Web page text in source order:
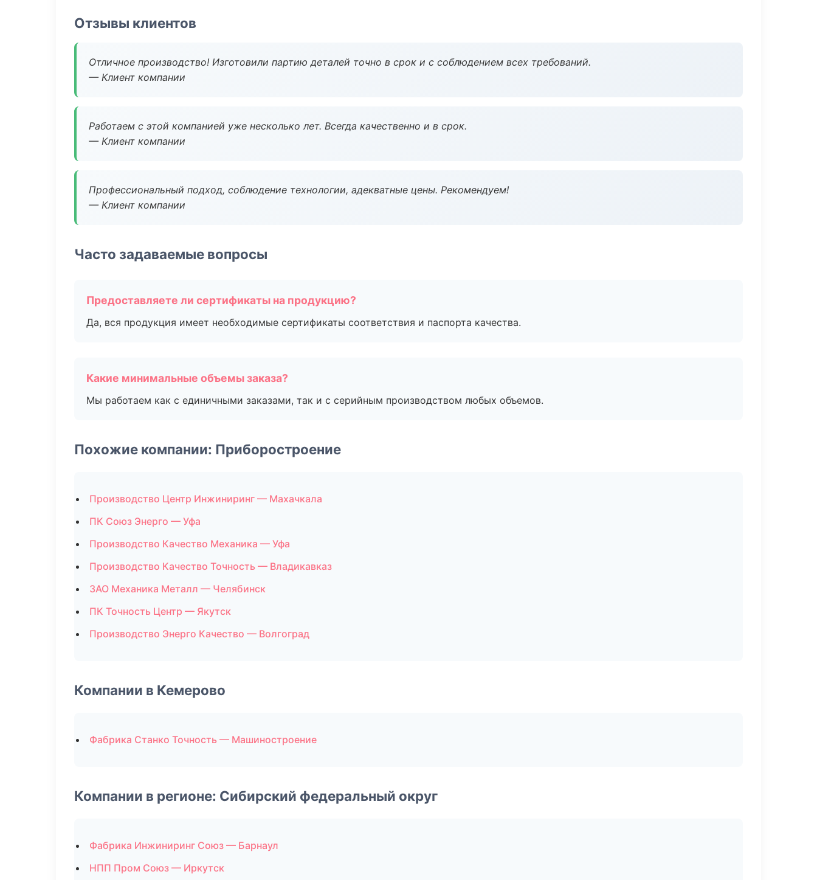
Отзывы клиентов
Отличное производство! Изготовили партию деталей точно в срок и с соблюдением всех требований.
— Клиент компании
Работаем с этой компанией уже несколько лет. Всегда качественно и в срок.
— Клиент компании
Профессиональный подход, соблюдение технологии, адекватные цены. Рекомендуем!
— Клиент компании
Часто задаваемые вопросы
Предоставляете ли сертификаты на продукцию?
Да, вся продукция имеет необходимые сертификаты соответствия и паспорта качества.
Какие минимальные объемы заказа?
Мы работаем как с единичными заказами, так и с серийным производством любых объемов.
Похожие компании: Приборостроение
Производство Центр Инжиниринг — Махачкала
ПК Союз Энерго — Уфа
Производство Качество Механика — Уфа
Производство Качество Точность — Владикавказ
ЗАО Механика Металл — Челябинск
ПК Точность Центр — Якутск
Производство Энерго Качество — Волгоград
Компании в Кемерово
Фабрика Станко Точность — Машиностроение
Компании в регионе: Сибирский федеральный округ
Фабрика Инжиниринг Союз — Барнаул
НПП Пром Союз — Иркутск